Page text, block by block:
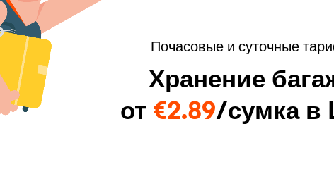
Почасовые и суточные
Хранение
от €2.89/сумка в